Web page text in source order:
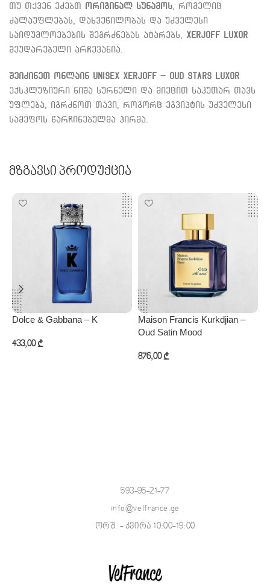
თუ თქვენ ეძებთ ორიგინალ სუნამოს , რომელიც
ძალაუფლებას, დახვეწილობას და უძველესი
საიდუმლოებების შეგრძნებას ატარებს, Xerjoff Luxor
შეუდარებელი არჩევანია.
შეიძინეთ ონლაინ Unisex Xerjoff – Oud Stars Luxor
ექსკლუზიური ნიშა სურნელი და მიეცით საკუთარ თავს
უფლება, იგრძნოთ თავი, როგორც ეგვიპტის უძველესი
სამეფოს წარჩინებულმა პირმა.
Მზგავსი Პროდუქცია
Dolce & Gabbana – K
433,00 ₾
Maison Francis Kurkdjian –
Oud Satin Mood
876,00 ₾
593-95-21-77
info@velfrance.ge
ორშ. - კვირა 10:00-19:00